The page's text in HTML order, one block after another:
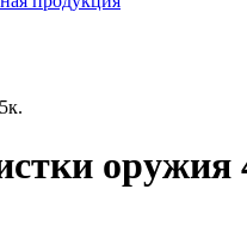
оружия